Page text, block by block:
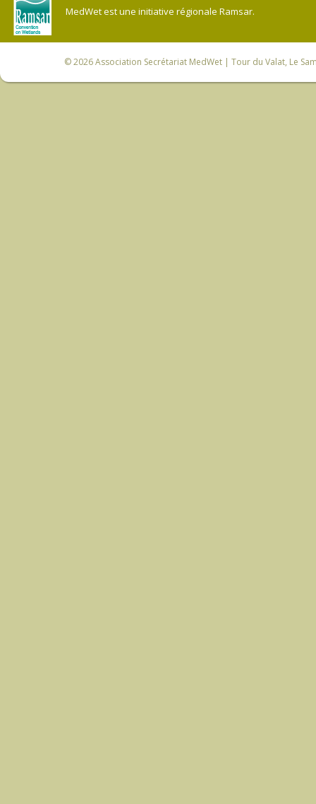
MedWet est une initiative régionale Ramsar.
© 2026Association Secrétariat MedWet | Tour du Valat, Le